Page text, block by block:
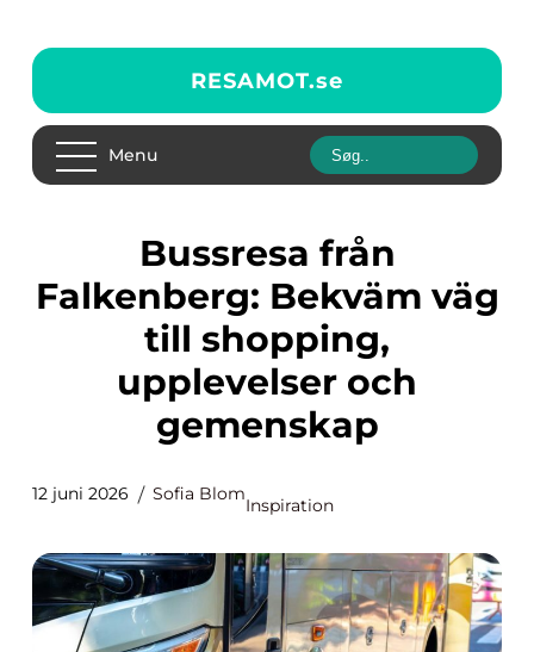
RESAMOT.se
Menu
Bussresa från
Falkenberg: Bekväm väg
till shopping,
upplevelser och
gemenskap
12 juni 2026 Sofia Blom
Inspiration